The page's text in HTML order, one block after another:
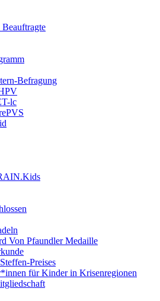
Befragung
lc
Von Pfaundler Medaille
Preises
für Kinder in Krisenregionen